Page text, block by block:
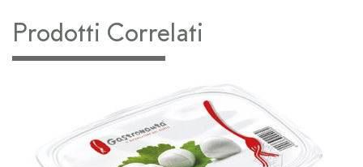
Prodotti Correlati